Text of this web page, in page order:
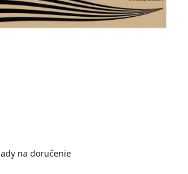
na doručenie